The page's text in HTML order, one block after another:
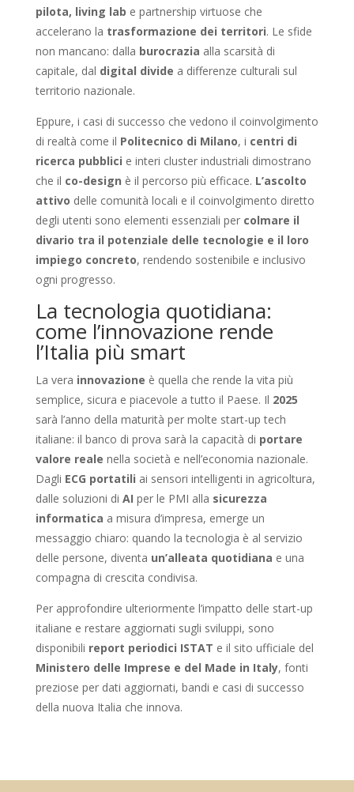
pilota, living lab e partnership virtuose che
accelerano la trasformazione dei territori. Le sfide
non mancano: dalla burocrazia alla scarsità di
capitale, dal digital divide a differenze culturali sul
territorio nazionale.
Eppure, i casi di successo che vedono il coinvolgimento
di realtà come il Politecnico di Milano, i centri di
ricerca pubblici e interi cluster industriali dimostrano
che il co-design è il percorso più efficace. L’ascolto
attivo delle comunità locali e il coinvolgimento diretto
degli utenti sono elementi essenziali per colmare il
divario tra il potenziale delle tecnologie e il loro
impiego concreto, rendendo sostenibile e inclusivo
ogni progresso.
La tecnologia quotidiana:
come l’innovazione rende
l’Italia più smart
La vera innovazione è quella che rende la vita più
semplice, sicura e piacevole a tutto il Paese. Il 2025
sarà l’anno della maturità per molte start-up tech
italiane: il banco di prova sarà la capacità di portare
valore reale nella società e nell’economia nazionale.
Dagli ECG portatili ai sensori intelligenti in agricoltura,
dalle soluzioni di AI per le PMI alla sicurezza
informatica a misura d’impresa, emerge un
messaggio chiaro: quando la tecnologia è al servizio
delle persone, diventa un’alleata quotidiana e una
compagna di crescita condivisa.
Per approfondire ulteriormente l’impatto delle start-up
italiane e restare aggiornati sugli sviluppi, sono
disponibili report periodici ISTAT e il sito ufficiale del
Ministero delle Imprese e del Made in Italy, fonti
preziose per dati aggiornati, bandi e casi di successo
della nuova Italia che innova.